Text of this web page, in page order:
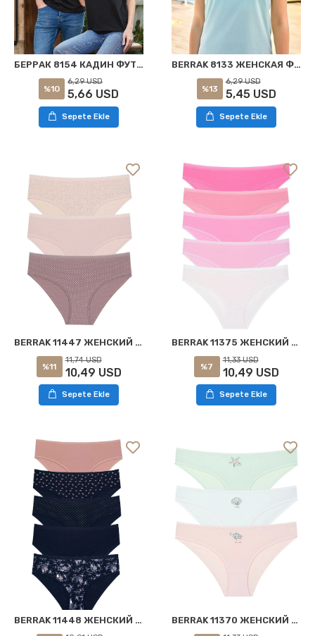
БЕРРАК 8154 КАДИН ФУТБОЛКА ЖЕНСКАЯ ЧЕРНАЯ
%10
6,29 USD
5,66 USD
Sepete Ekle
BERRAK 8133 ЖЕНСКАЯ ФУТБОЛКА МИНТ
%13
6,29 USD
5,45 USD
Sepete Ekle
BERRAK 11447 ЖЕНСКИЙ 3-Х КОМНАТНЫЙ КУПАЛЬНИК ASORTI
%11
11,74 USD
10,49 USD
Sepete Ekle
BERRAK 11375 ЖЕНСКИЙ 5-ШТ. АССОРТИ БИКИНИ
%7
11,33 USD
10,49 USD
Sepete Ekle
BERRAK 11448 ЖЕНСКИЙ 5- КОНТУРНЫЙ БИКИНИ АССОРТИмент BERRAK 11370 ЖЕНСКИЙ 3-Х КОМПЛЕКТ БИКИНИ